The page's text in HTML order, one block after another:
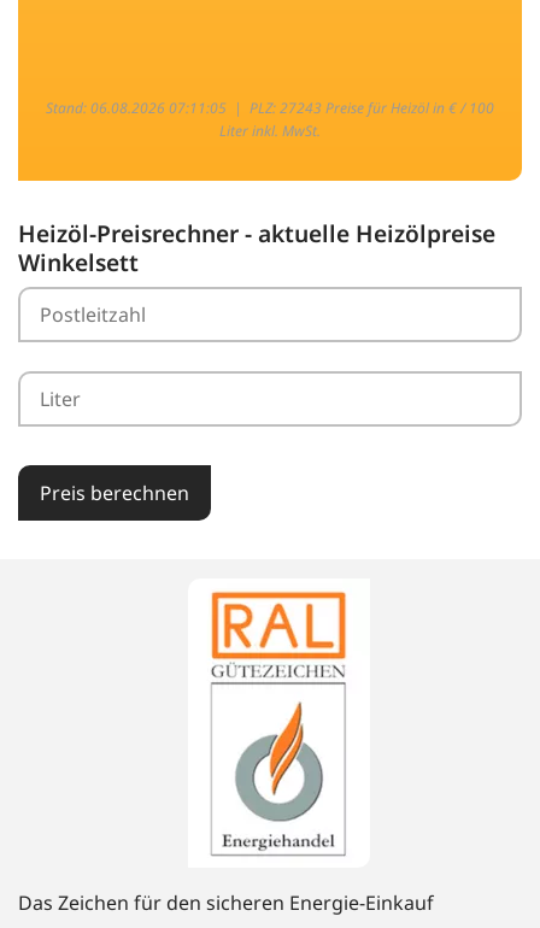
Stand: 06.08.2026 07:11:05 | PLZ: 27243 Preise für Heizöl in € / 100
Liter inkl. MwSt.
Heizöl-Preisrechner - aktuelle Heizölpreise
Winkelsett
Preis berechnen
Das Zeichen für den sicheren Energie-Einkauf